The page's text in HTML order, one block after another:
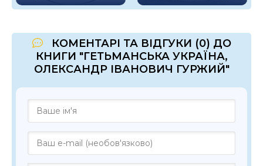
КОМЕНТАРІ ТА ВІДГУКИ (0) ДО
КНИГИ "ГЕТЬМАНСЬКА УКРАЇНА,
ОЛЕКСАНДР ІВАНОВИЧ ГУРЖИЙ"